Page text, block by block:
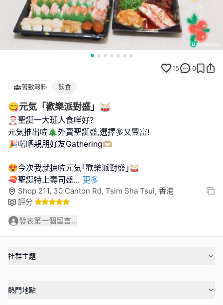
15 0
著數報料 飲食
😋元気「歡樂派對盛」🥁
🎅🏻聖誕一大班人食咩好?
元気推出咗🎄外賣聖誕盛,選擇多又豐富!
🎉啱晒親朋好友Gathering🫶🏼
😍今次我就揀咗元気｢歡樂派對盛｣🥁
🍣聖誕特上壽司盛... 更多
Shop 211, 30 Canton Rd, Tsim Sha Tsui, 香港
評分
發表第一個留言...
社群主題
熱門地點